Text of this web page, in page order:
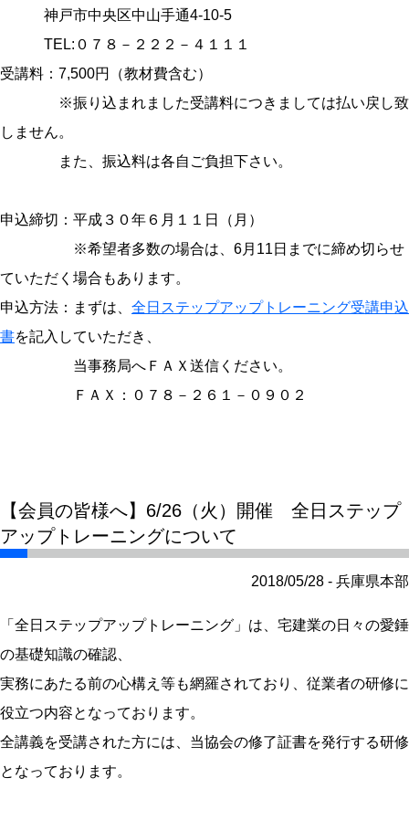
神戸市中央区中山手通4-10-5
TEL:０７８－２２２－４１１１
受講料：7,500円（教材費含む）
※振り込まれました受講料につきましては払い戻し致
しません。
また、振込料は各自ご負担下さい。
申込締切：平成３０年６月１１日（月）
※希望者多数の場合は、6月11日までに締め切らせ
ていただく場合もあります。
申込方法：まずは、 全日ステップアップトレーニング受講申込
書を記入していただき、
当事務局へＦＡＸ送信ください。
ＦＡＸ：０７８－２６１－０９０２
【会員の皆様へ】6/26（火）開催 全日ステップ
アップトレーニングについて
2018/05/28 - 兵庫県本部
「全日ステップアップトレーニング」は、宅建業の日々の愛錘
の基礎知識の確認、
実務にあたる前の心構え等も網羅されており、従業者の研修に
役立つ内容となっております。
全講義を受講された方には、当協会の修了証書を発行する研修
となっております。